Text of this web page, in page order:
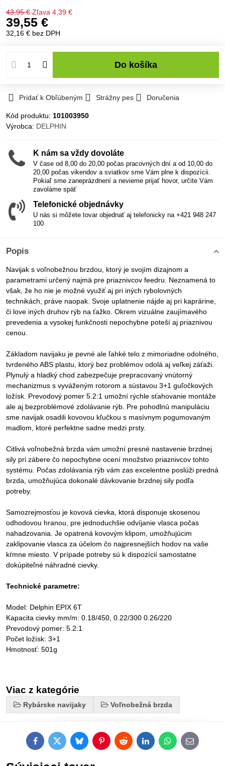
43,95 € Zľava 4,39 €
39,55 €
32,16 € bez DPH
Do košíka
Pridať k Obľúbeným Strážny pes Doručenia
Kód produktu: 101003950
Výrobca: DELPHIN
K nám sa vždy dovoláte
V čase od 8,00 do 20,00 počas pracovných dní a od 10,00 do
20,00 počas vikendov a sviatkov sme Vám plne k dispozícii.
Pokiaľ sme zaneprázdnení a nevieme prijať hovor, určite Vám
zavoláme späť
Telefonické objednávky
U nás si môžete tovar objednať aj telefonicky na +421 948 247
100
Popis
Navijak s voľnobežnou brzdou, ktorý je svojím dizajnom a
parametrami určený najmä pre priaznivcov feedru. Neznamená to
však, že ho nie je možné využiť aj pri iných rybolovných
technikách, práve naopak. Svoje uplatnenie nájde aj pri kaprárine,
či love iných druhov rýb na ťažko. Okrem vizuálne zaujímavého
prevedenia a vysokej funkčnosti nepochybne poteší aj priaznivou
cenou.
Základom navijaku je pevné ale ľahké telo z mimoriadne odolného,
tvrdeného ABS plastu, ktorý bez problémov odolá aj veľkej záťaži.
Plynulý a hladký chod zabezpečuje prepracovaný vnútorný
mechanizmus s vyváženým rotorom a sústavou 3+1 guľočkových
ložísk. Prevodový pomer 5.2:1 umožní rýchle sťahovanie montáže
ale aj bezproblémové zdolávanie rýb. Pre pohodlnú manipuláciu
sme navijak osadili kovovou kľučkou s masívnym pogumovaným
madlom, ktoré perfektne sadne medzi prsty.
Citlivá voľnobežná brzda vám umožní presné nastavenie brzdnej
sily pri zábere čo nepochybne ocení množstvo priaznivcov tohto
systému. Počas zdolávania rýb vám zas excelentne poslúži predná
brzda, umožňujúca dokonalé dávkovanie brzdnej sily podľa
potreby.
Samozrejmosťou je kovová cievka, ktorá disponuje skosenou
odhodovou hranou, pre jednoduchšie odvíjanie vlasca počas
nahadzovania. Je opatrená kovovým klipom, umožňujúcim
zaklipovanie vlasca za účelom čo najpresnejších hodov na vaše
kŕmne miesto. V prípade potreby sú k dispozícií samostatne
dokúpiteľné náhradné cievky.
Technické parametre:
Model: Delphin EPIX 6T
Kapacita cievky mm/m: 0.18/450, 0.22/300 0.26/220
Prevodový pomer: 5.2:1
Počet ložísk: 3+1
Hmotnosť: 501g
Viac z kategórie
Rybárske navijaky Voľnobežná brzda
FacebookTwitterBlueskyPinterestRedditLinkedInWhatsApp
E-
mail